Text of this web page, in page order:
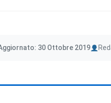
30 Ottobre 2019Author